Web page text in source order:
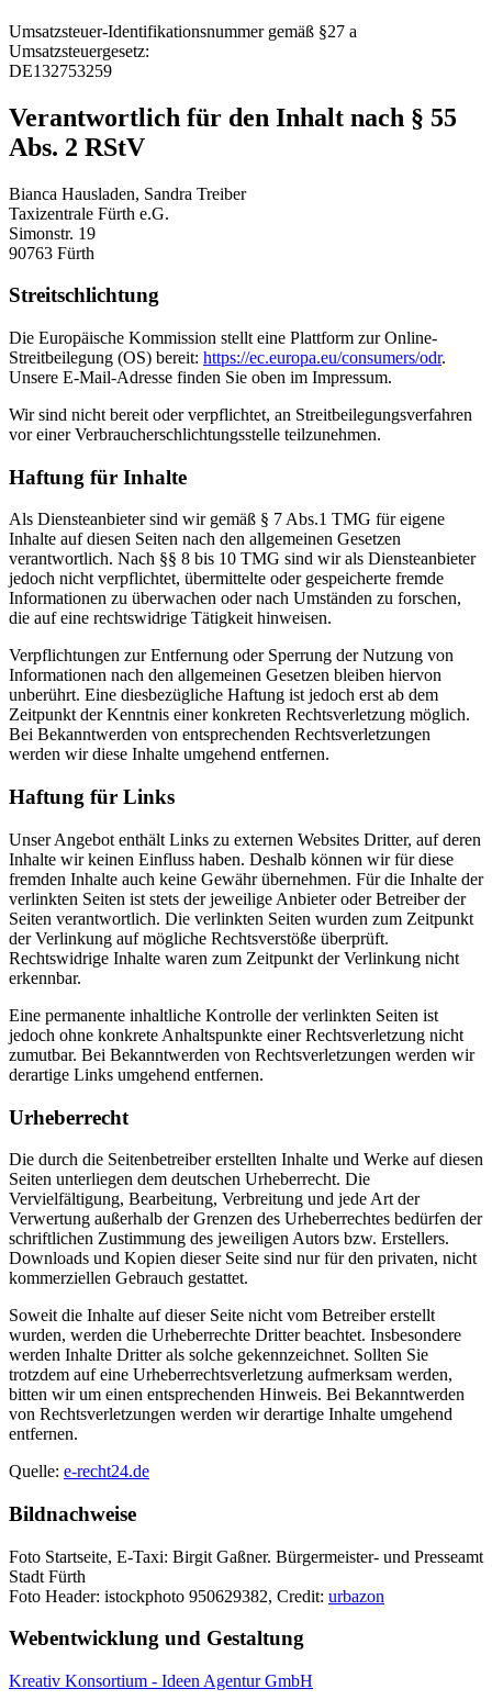
Umsatzsteuer-Identifikationsnummer gemäß §27 a
Umsatzsteuergesetz:
DE132753259
Verantwortlich für den Inhalt nach § 55
Abs. 2 RStV
Bianca Hausladen, Sandra Treiber
Taxizentrale Fürth e.G.
Simonstr. 19
90763 Fürth
Streitschlichtung
Die Europäische Kommission stellt eine Plattform zur Online-
Streitbeilegung (OS) bereit: https://ec.europa.eu/consumers/odr.
Unsere E-Mail-Adresse finden Sie oben im Impressum.
Wir sind nicht bereit oder verpflichtet, an Streitbeilegungsverfahren
vor einer Verbraucherschlichtungsstelle teilzunehmen.
Haftung für Inhalte
Als Diensteanbieter sind wir gemäß § 7 Abs.1 TMG für eigene
Inhalte auf diesen Seiten nach den allgemeinen Gesetzen
verantwortlich. Nach §§ 8 bis 10 TMG sind wir als Diensteanbieter
jedoch nicht verpflichtet, übermittelte oder gespeicherte fremde
Informationen zu überwachen oder nach Umständen zu forschen,
die auf eine rechtswidrige Tätigkeit hinweisen.
Verpflichtungen zur Entfernung oder Sperrung der Nutzung von
Informationen nach den allgemeinen Gesetzen bleiben hiervon
unberührt. Eine diesbezügliche Haftung ist jedoch erst ab dem
Zeitpunkt der Kenntnis einer konkreten Rechtsverletzung möglich.
Bei Bekanntwerden von entsprechenden Rechtsverletzungen
werden wir diese Inhalte umgehend entfernen.
Haftung für Links
Unser Angebot enthält Links zu externen Websites Dritter, auf deren
Inhalte wir keinen Einfluss haben. Deshalb können wir für diese
fremden Inhalte auch keine Gewähr übernehmen. Für die Inhalte der
verlinkten Seiten ist stets der jeweilige Anbieter oder Betreiber der
Seiten verantwortlich. Die verlinkten Seiten wurden zum Zeitpunkt
der Verlinkung auf mögliche Rechtsverstöße überprüft.
Rechtswidrige Inhalte waren zum Zeitpunkt der Verlinkung nicht
erkennbar.
Eine permanente inhaltliche Kontrolle der verlinkten Seiten ist
jedoch ohne konkrete Anhaltspunkte einer Rechtsverletzung nicht
zumutbar. Bei Bekanntwerden von Rechtsverletzungen werden wir
derartige Links umgehend entfernen.
Urheberrecht
Die durch die Seitenbetreiber erstellten Inhalte und Werke auf diesen
Seiten unterliegen dem deutschen Urheberrecht. Die
Vervielfältigung, Bearbeitung, Verbreitung und jede Art der
Verwertung außerhalb der Grenzen des Urheberrechtes bedürfen der
schriftlichen Zustimmung des jeweiligen Autors bzw. Erstellers.
Downloads und Kopien dieser Seite sind nur für den privaten, nicht
kommerziellen Gebrauch gestattet.
Soweit die Inhalte auf dieser Seite nicht vom Betreiber erstellt
wurden, werden die Urheberrechte Dritter beachtet. Insbesondere
werden Inhalte Dritter als solche gekennzeichnet. Sollten Sie
trotzdem auf eine Urheberrechtsverletzung aufmerksam werden,
bitten wir um einen entsprechenden Hinweis. Bei Bekanntwerden
von Rechtsverletzungen werden wir derartige Inhalte umgehend
entfernen.
Quelle: e-recht24.de
Bildnachweise
Foto Startseite, E-Taxi: Birgit Gaßner. Bürgermeister- und Presseamt
Stadt Fürth
Foto Header: istockphoto 950629382, Credit: urbazon
Webentwicklung und Gestaltung
Kreativ Konsortium - Ideen Agentur GmbH